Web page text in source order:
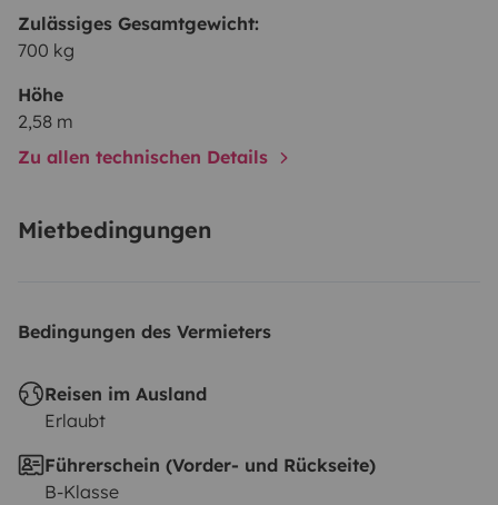
Zulässiges Gesamtgewicht:
700 kg
Höhe
2,58 m
Zu allen technischen Details
Mietbedingungen
Bedingungen des Vermieters
Reisen im Ausland
Erlaubt
Führerschein (Vorder- und Rückseite)
B-Klasse